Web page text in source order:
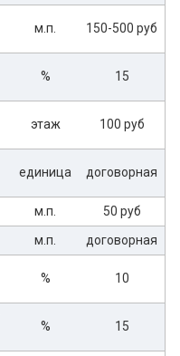
м.п. 150-500 руб
% 15
этаж 100 руб
единица договорная
м.п.
50 руб
м.п.
договорная
% 10
% 15